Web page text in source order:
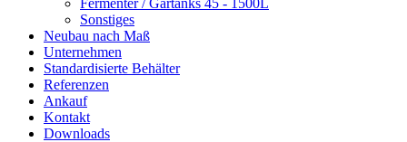
Fermenter / Gärtanks 45 - 1500L
Sonstiges
Neubau nach Maß
Unternehmen
Standardisierte Behälter
Referenzen
Ankauf
Kontakt
Downloads